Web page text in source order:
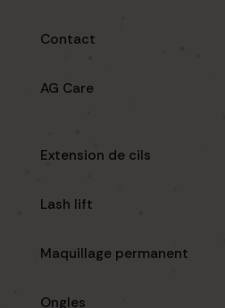
Contact
AG Care
Extension de cils
Lash lift
Maquillage permanent
Ongles